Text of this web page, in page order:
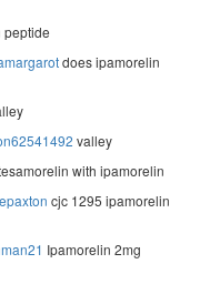
peptide
does ipamorelin
valley
with ipamorelin
cjc 1295 ipamorelin
Ipamorelin 2mg